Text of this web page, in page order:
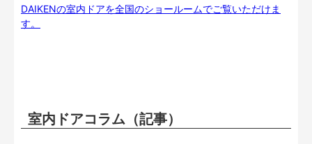
DAIKENの室内ドアを全国のショールームでご覧いただけま
す。
室内ドアコラム（記事）